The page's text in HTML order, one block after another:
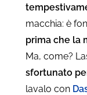
macchia: è
prima che la
Ma, come?
sfortunato
lavalo con